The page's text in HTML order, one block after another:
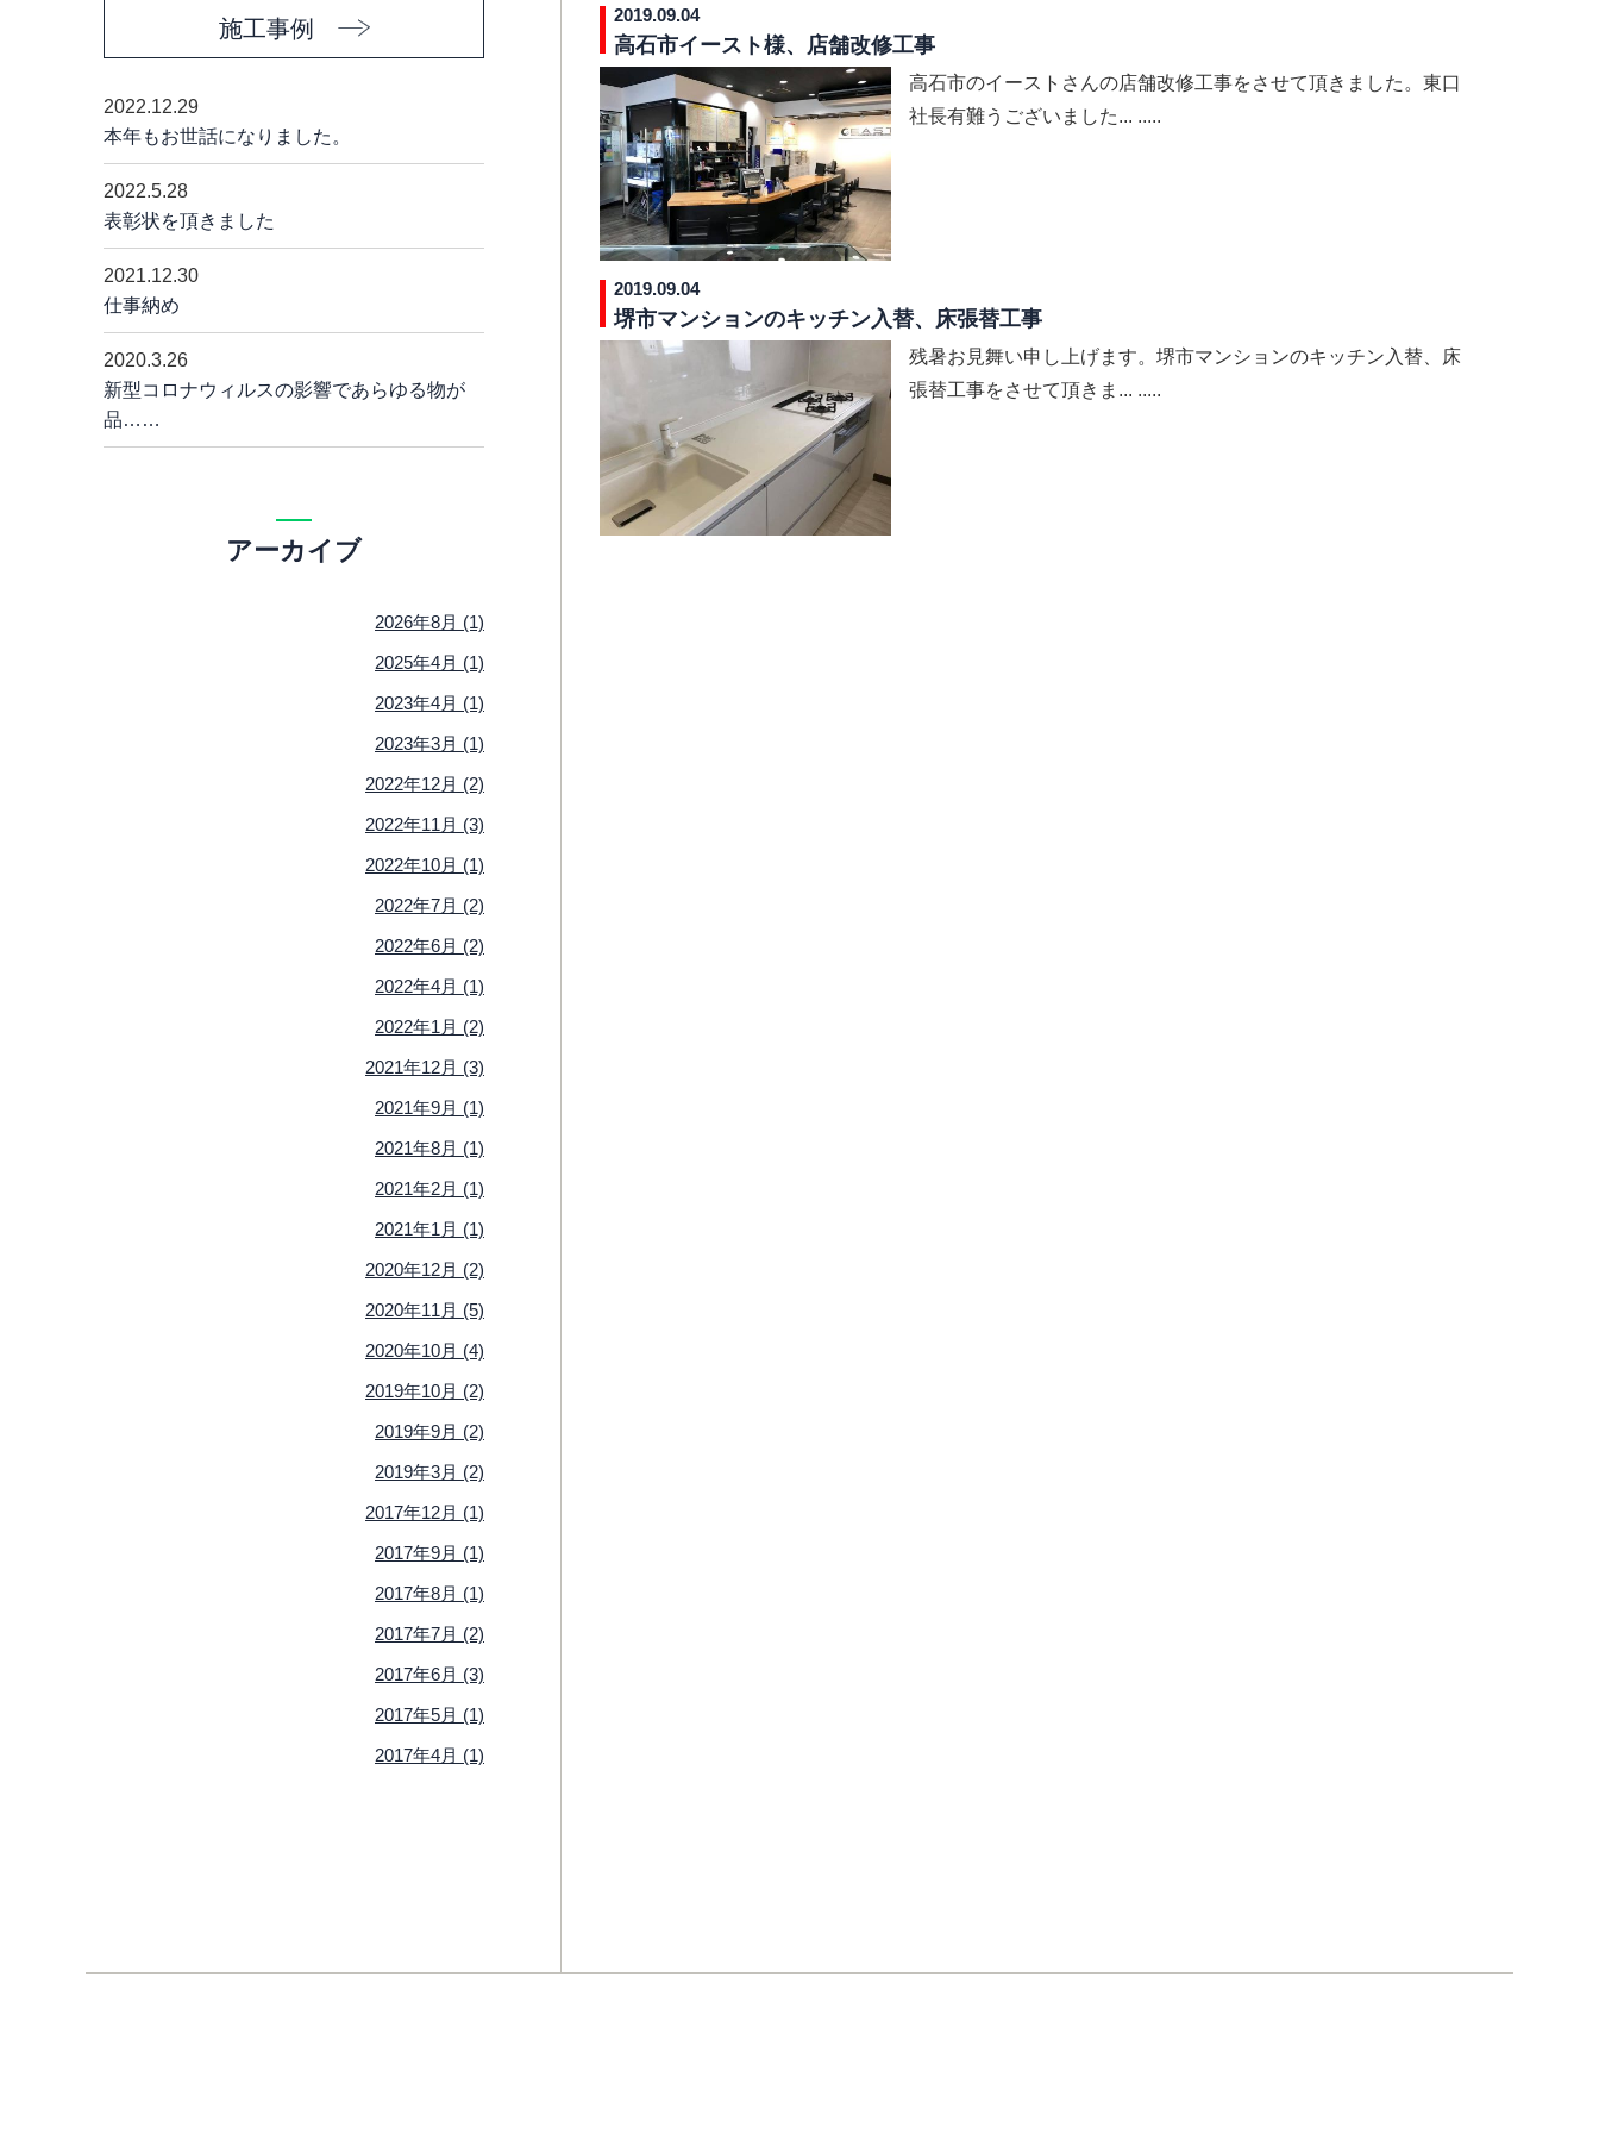
2019.09.04
高石市イースト様、店舗改修工事
高石市のイーストさんの店舗改修工事をさせて頂きました。東口
社長有難うございました... .....
2019.09.04
堺市マンションのキッチン入替、床張替工事
残暑お見舞い申し上げます。堺市マンションのキッチン入替、床
張替工事をさせて頂きま... .....
施工事例
2022.12.29
本年もお世話になりました。
2022.5.28
表彰状を頂きました
2021.12.30
仕事納め
2020.3.26
新型コロナウィルスの影響であらゆる物が
品……
アーカイブ
2026年8月 (1)
2025年4月 (1)
2023年4月 (1)
2023年3月 (1)
2022年12月 (2)
2022年11月 (3)
2022年10月 (1)
2022年7月 (2)
2022年6月 (2)
2022年4月 (1)
2022年1月 (2)
2021年12月 (3)
2021年9月 (1)
2021年8月 (1)
2021年2月 (1)
2021年1月 (1)
2020年12月 (2)
2020年11月 (5)
2020年10月 (4)
2019年10月 (2)
2019年9月 (2)
2019年3月 (2)
2017年12月 (1)
2017年9月 (1)
2017年8月 (1)
2017年7月 (2)
2017年6月 (3)
2017年5月 (1)
2017年4月 (1)